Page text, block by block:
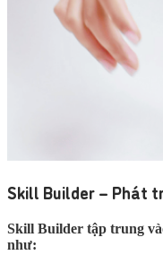
Skill Builder – Phát
Skill Builder tập trung
như: